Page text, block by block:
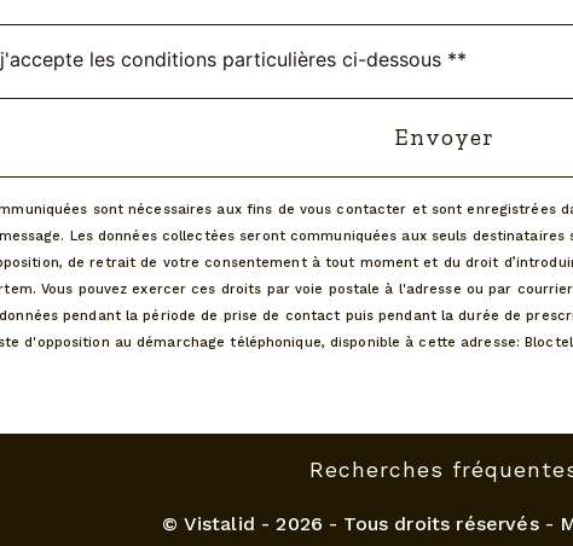
les conditions particulières ci-dessous **
Envoyer
sont nécessaires aux fins de vous contacter et sont
Les données collectées seront communiquées aux seuls
de retrait de votre consentement à tout moment et du droit
Vous pouvez exercer ces droits par voie postale à l'adresse ou par
pendant la période de prise de contact puis pendant la durée de
d'opposition au démarchage téléphonique, disponible à cette adresse:
Recherches
© Vistalid - 2026 - Tous droits réservés -